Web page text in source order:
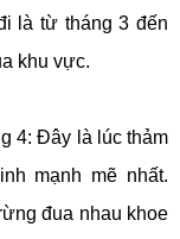
là từ tháng 3 đến
khu vực.
4: Đây là lúc thảm
mạnh mẽ nhất.
đua nhau khoe